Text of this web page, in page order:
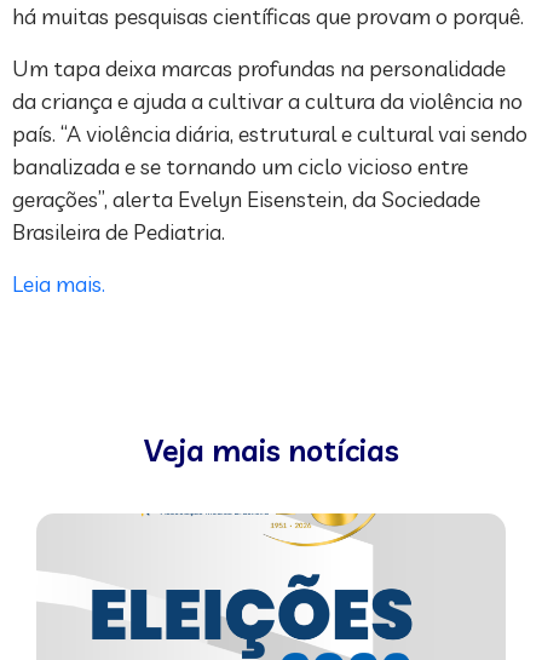
há muitas pesquisas científicas que provam o porquê.
Um tapa deixa marcas profundas na personalidade
da criança e ajuda a cultivar a cultura da violência no
país. “A violência diária, estrutural e cultural vai sendo
banalizada e se tornando um ciclo vicioso entre
gerações”, alerta Evelyn Eisenstein, da Sociedade
Brasileira de Pediatria.
Leia mais.
Veja mais notícias